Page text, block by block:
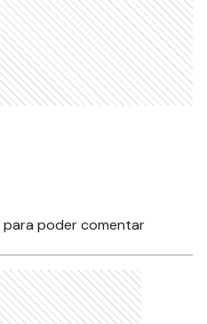
para poder comentar